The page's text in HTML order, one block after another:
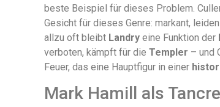
beste Beispiel für dieses Problem.
Gesicht für dieses Genre: markant,
allzu oft bleibt Landry eine Funktion der
verboten, kämpft für die Templer – und
Feuer, das eine Hauptfigur in einer
Mark Hamill als